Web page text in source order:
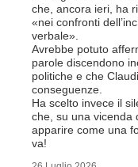
che, ancora ieri, ha
«nei confronti
verbale».
Avrebbe potuto
parole discendono
politiche e che
conseguenze.
Ha scelto invece il
che, su una vicenda
apparire come una
va!